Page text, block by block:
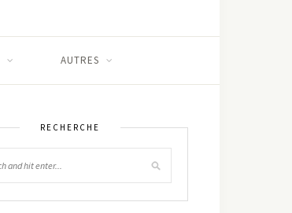
AUTRES
RECHERCHE